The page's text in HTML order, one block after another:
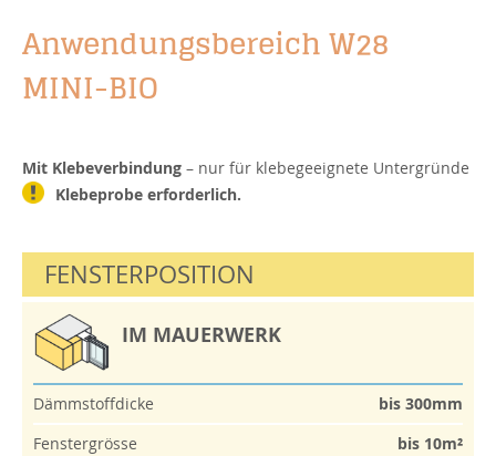
Anwendungsbereich W28
MINI-BIO
Mit Klebeverbindung – nur für klebegeeignete Untergründe
Klebeprobe erforderlich.
FENSTERPOSITION
IM MAUERWERK
Dämmstoffdicke
bis 300mm
Fenstergrösse
bis 10m²